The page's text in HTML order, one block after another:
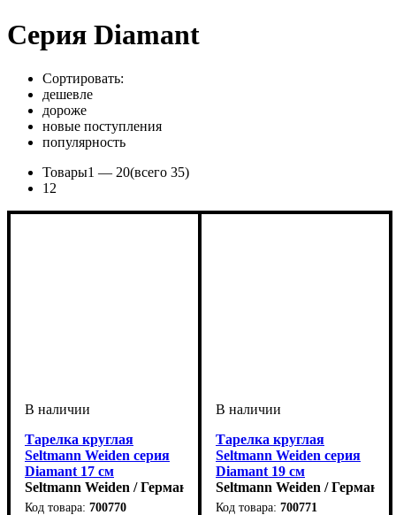
Cерия Diamant
Сортировать:
дешевле
дороже
новые поступления
популярность
Товары1 — 20(всего 35)
1 2
Тарелка круглая
Seltmann Weiden серия
Diamant 17 см
Seltmann Weiden / Германия
700770
Тарелка круглая
Seltmann Weiden серия
Diamant 19 см
Seltmann Weiden / Германия
700771